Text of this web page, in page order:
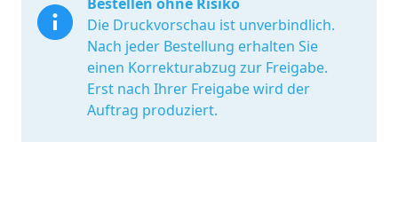
Die Druckvorschau ist unverbindlich.
Nach jeder Bestellung erhalten Sie
einen Korrekturabzug zur Freigabe.
Erst nach Ihrer Freigabe wird der
Auftrag produziert.